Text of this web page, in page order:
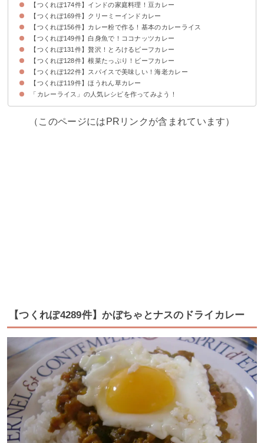
【つくれぽ174件】インドの家庭料理！豆カレー
【つくれぽ169件】クリーミーインドカレー
【つくれぽ156件】カレー粉で作る！基本のカレーライス
【つくれぽ149件】白身魚で！ココナッツカレー
【つくれぽ131件】贅沢！とろけるビーフカレー
【つくれぽ128件】根菜たっぷり！ビーフカレー
【つくれぽ122件】スパイスで美味しい！海老カレー
【つくれぽ119件】ほうれん草カレー
「カレーライス」の人気レシピを作ってみよう！
（このページにはPRリンクが含まれています）
【つくれぽ4289件】かぼちゃとナスのドライカレー